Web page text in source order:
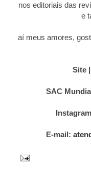
nos editoriais das
e
E aí meus amores,
Site |
SAC
E-mail: